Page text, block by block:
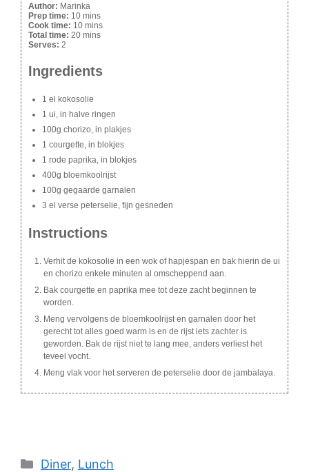
Author: Marinka
Prep time: 10 mins
Cook time: 10 mins
Total time: 20 mins
Serves: 2
Ingredients
1 el kokosolie
1 ui, in halve ringen
100g chorizo, in plakjes
1 courgette, in blokjes
1 rode paprika, in blokjes
400g bloemkoolrijst
100g gegaarde garnalen
3 el verse peterselie, fijn gesneden
Instructions
Verhit de kokosolie in een wok of hapjespan en bak hierin de ui
en chorizo enkele minuten al omscheppend aan.
Bak courgette en paprika mee tot deze zacht beginnen te
worden.
Meng vervolgens de bloemkoolrijst en garnalen door het
gerecht tot alles goed warm is en de rijst iets zachter is
geworden. Bak de rijst niet te lang mee, anders verliest het
teveel vocht.
Meng vlak voor het serveren de peterselie door de jambalaya.
Categories
Diner, Lunch